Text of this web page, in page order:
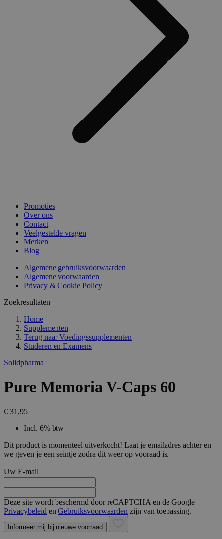
Promoties
Over ons
Contact
Veelgestelde vragen
Merken
Blog
Algemene gebruiksvoorwaarden
Algemene voorwaarden
Privacy & Cookie Policy
Zoekresultaten
Home
Supplementen
Terug naar Voedingssupplementen
Studeren en Examens
Solidpharma
Pure Memoria V-Caps 60
€ 31,95
Incl. 6% btw
Dit product is momenteel uitverkocht! Laat je emailadres achter en
we geven je een seintje zodra dit weer op vooraad is.
Uw E-mail
Deze site wordt beschermd door reCAPTCHA en de Google
Privacybeleid en Gebruiksvoorwaarden zijn van toepassing.
Informeer mij bij nieuwe voorraad